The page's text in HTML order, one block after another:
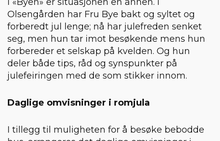
Olsengården har Fru Bye bakt og syltet og
forberedt jul lenge; nå har julefreden senket
seg, men hun tar imot besøkende mens hun
forbereder et selskap på kvelden. Og hun
deler både tips, råd og synspunkter på
julefeiringen med de som stikker innom.
Daglige omvisninger i romjula
I tillegg til muligheten for å besøke bebodde